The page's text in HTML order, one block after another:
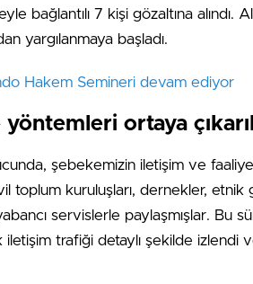
bağlantılı 7 kişi gözaltına alındı.
yargılanmaya başladı.
Hakem Semineri devam ediyor
yöntemleri ortaya
şebekemizin iletişim ve
toplum kuruluşları, dernekler,
servislerle paylaşmışlar. Bu
trafiği detaylı şekilde izlendi